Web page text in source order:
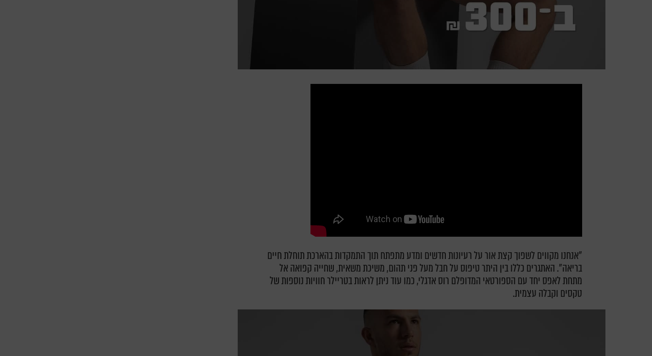
"אנחנו מקווים לשפוך קצת אור על רעיונות חדשים ומדע מתפתח תוך התמקדות בהארכת תוחלת חיים
בריאה". האתגרים כללו בין היתר טיפוס על חבל מעל פני תהום, משיכת משאית, שחייה קפואה אל
מתחת לאפס יחד עם הספורטאי המדופלם רוס אדגלי, כמו עוד ניתן לראות בטריילר חוויות נוספות של
טקסים וקבלה עצמית.